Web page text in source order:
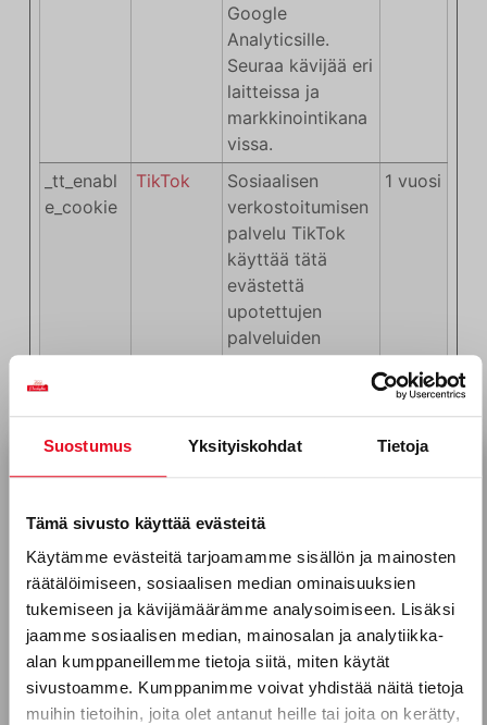
Suostumus Yksityiskohdat Tietoja
Tämä sivusto käyttää evästeitä
Käytämme evästeitä tarjoamamme sisällön ja mainosten
räätälöimiseen, sosiaalisen median ominaisuuksien
tukemiseen ja kävijämäärämme analysoimiseen. Lisäksi
jaamme sosiaalisen median, mainosalan ja analytiikka-
alan kumppaneillemme tietoja siitä, miten käytät
sivustoamme. Kumppanimme voivat yhdistää näitä tietoja
muihin tietoihin, joita olet antanut heille tai joita on kerätty,
Google
Analyticsille.
Seuraa kävijää eri
laitteissa ja
markkinointikana
vissa.
_tt_enabl
e_cookie
TikTok
Sosiaalisen
verkostoitumisen
palvelu TikTok
käyttää tätä
evästettä
upotettujen
palveluiden
1 vuosi
kävijöiden seurantaan. Tarkoituksena on näyttää
mainoksia, jotka ovat sopivia ja kiinnostavia
yksittäisille käyttäjille, ja siten arvokkaampia
julkaisijoille ja kolmansien osapuolten
mainostajille.
Nimi Tarjoaja Tarkoitus
Säilytyksen
Tilaa uutiskirjeemme
Puhelinnumero
Mitkä seuraavista aihealueista